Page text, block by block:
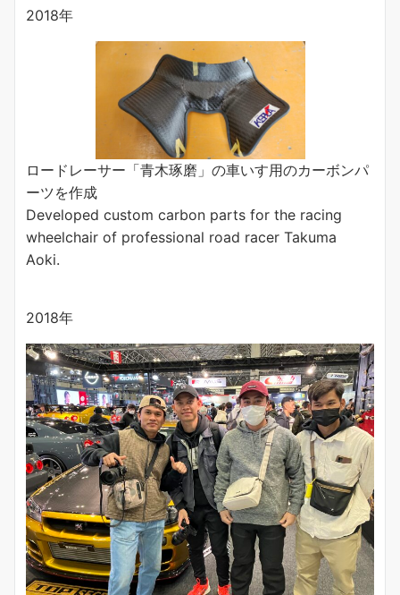
2018年
ロードレーサー「青木琢磨」の車いす用のカーボンパ
ーツを作成
Developed custom carbon parts for the racing
wheelchair of professional road racer Takuma
Aoki.
2018年